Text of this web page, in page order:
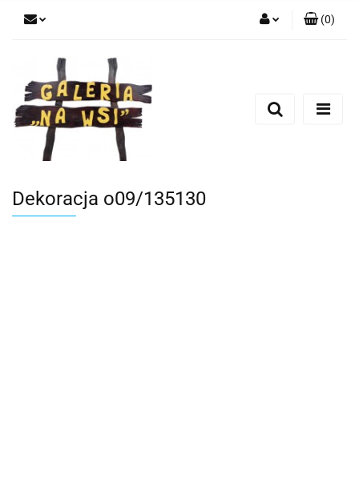
Dodaj zgłoszenie
(0)
Dekoracja o09/135130